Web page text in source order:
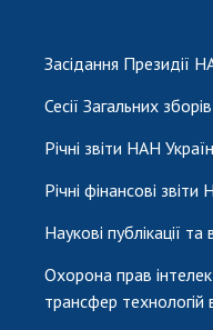
Засідання Президії
Сесії Загальних
Річні звіти НАН
Річні фінансові
Наукові публікації
Охорона прав
трансфер